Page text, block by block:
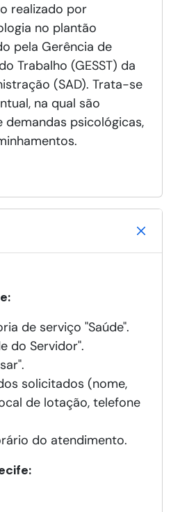
realizado por
no plantão
pela Gerência de
Trabalho (GESST) da
(SAD). Trata-se
na qual são
psicológicas,
de serviço "Saúde".
do Servidor".
solicitados (nome,
de lotação, telefone
do atendimento.